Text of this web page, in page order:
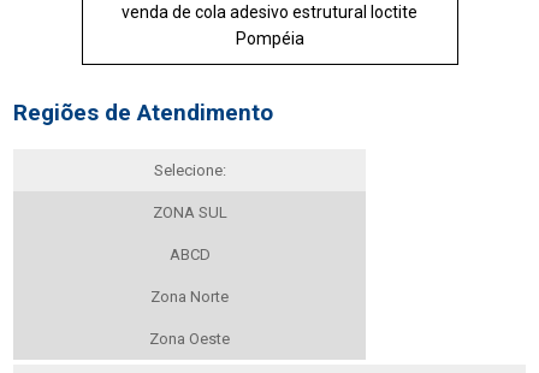
venda de cola adesivo estrutural loctite
Pompéia
Regiões de Atendimento
Selecione:
ZONA SUL
ABCD
Zona Norte
Zona Oeste